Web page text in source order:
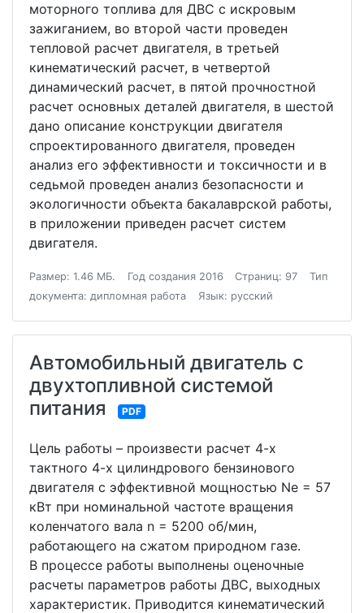
моторного топлива для ДВС с искровым
зажиганием, во второй части проведен
тепловой расчет двигателя, в третьей
кинематический расчет, в четвертой
динамический расчет, в пятой прочностной
расчет основных деталей двигателя, в шестой
дано описание конструкции двигателя
спроектированного двигателя, проведен
анализ его эффективности и токсичности и в
седьмой проведен анализ безопасности и
экологичности объекта бакалаврской работы,
в приложении приведен расчет систем
двигателя.
Размер: 1.46 МБ. Год создания 2016 Страниц: 97
Тип
документа: дипломная работа
Язык: русский
Автомобильный двигатель с
двухтопливной системой
питания
PDF
Цель работы – произвести расчет 4-х
тактного 4-х цилиндрового бензинового
двигателя с эффективной мощностью Ne = 57
кВт при номинальной частоте вращения
коленчатого вала n = 5200 об/мин,
работающего на сжатом природном газе.
В процессе работы выполнены оценочные
расчеты параметров работы ДВС, выходных
характеристик. Приводится кинематический